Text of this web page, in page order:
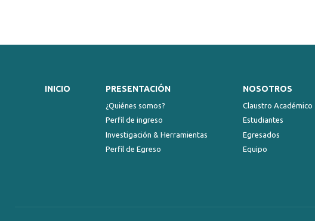
INICIO PRESENTACIÓN
¿Quiénes somos?
Perfil de ingreso
Investigación & Herramientas
Perfil de Egreso
NOSOTROS
Claustro Académico
Estudiantes
Egresados
Equipo